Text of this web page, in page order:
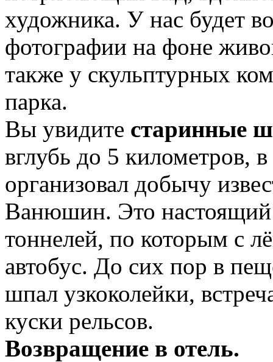
художника. У нас будет
фотографии на фоне
также у скульптурных
парка.
Вы увидите старинные
вглубь до 5 километров,
организовал добычу
Ванюшин. Это настоящий
тоннелей, по которым с
автобус. До сих пор в
шпал узкоколейки,
куски рельсов.
Возвращение в отель.